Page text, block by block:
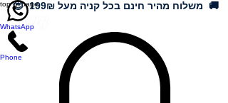
top of page 🚚 משלוח מהיר חינם בכל קניה מעל 199₪ 😍
WhatsApp
Phone